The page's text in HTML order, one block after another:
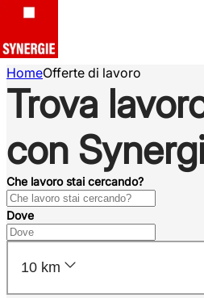
HomeOfferte di lavoro
Trova
con
Che lavoro stai cercando?
Dove
10 km